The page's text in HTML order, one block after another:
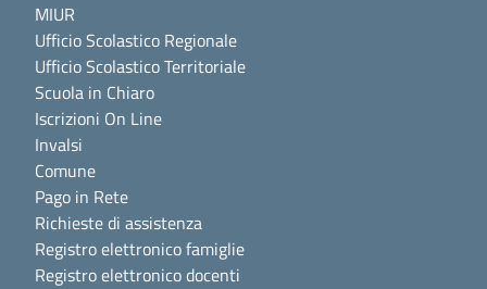
MIUR
Ufficio Scolastico Regionale
Ufficio Scolastico Territoriale
Scuola in Chiaro
Iscrizioni On Line
Invalsi
Comune
Pago in Rete
Richieste di assistenza
Registro elettronico famiglie
Registro elettronico docenti